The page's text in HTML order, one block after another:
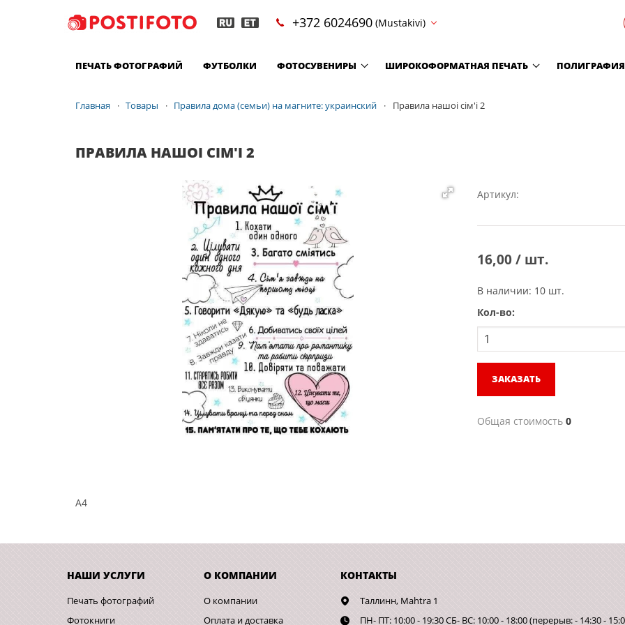
+372 6024690 (Mustakivi)
ПЕЧАТЬ ФОТОГРАФИЙ ФУТБОЛКИ ФОТОСУВЕНИРЫ ШИРОКОФОРМАТНАЯ ПЕЧАТЬ ПОЛИГРАФИЯ
Главная Товары Правила дома (семьи) на магните: украинский Правила нашоi сiм'i 2
ПРАВИЛА НАШОI СIМ'I 2
Артикул:
16,00 / шт.
В наличии: 10 шт.
Кол-во:
ЗАКАЗАТЬ
Общая стоимость 0
A4
НАШИ УСЛУГИ
Печать фотографий
Фотокниги
О КОМПАНИИ
О компании
Оплата и доставка
КОНТАКТЫ
Таллинн, Mahtra 1
ПН- ПТ: 10:00 - 19:30 СБ- ВС: 10:00 - 18:00 (перерыв: - 14:30 -